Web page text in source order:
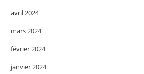
avril 2024
mars 2024
février 2024
janvier 2024